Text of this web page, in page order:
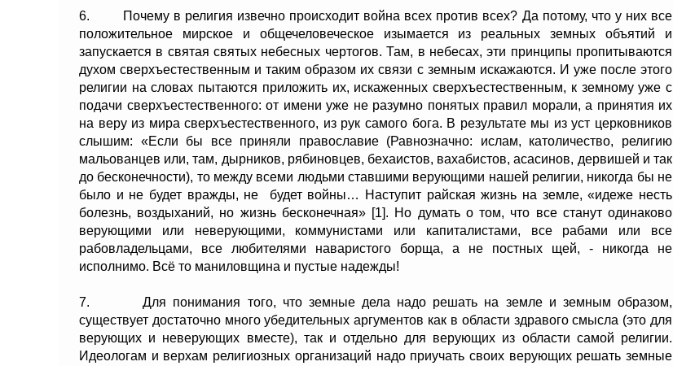
6. Почему в религия извечно происходит война всех против всех? Да потому, что у них все
положительное мирское и общечеловеческое изымается из реальных земных объятий и
запускается в святая святых небесных чертогов. Там, в небесах, эти принципы пропитываются
духом сверхъестественным и таким образом их связи с земным искажаются. И уже после этого
религии на словах пытаются приложить их, искаженных сверхъестественным, к земному уже с
подачи сверхъестественного: от имени уже не разумно понятых правил морали, а принятия их
на веру из мира сверхъестественного, из рук самого бога. В результате мы из уст церковников
слышим: «Если бы все приняли православие (Равнозначно: ислам, католичество, религию
мальованцев или, там, дырников, рябиновцев, бехаистов, вахабистов, асасинов, дервишей и так
до бесконечности), то между всеми людьми ставшими верующими нашей религии, никогда бы не
было и не будет вражды, не будет войны… Наступит райская жизнь на земле, «идеже несть
болезнь, воздыханий, но жизнь бесконечная» [1]. Но думать о том, что все станут одинаково
верующими или неверующими, коммунистами или капиталистами, все рабами или все
рабовладельцами, все любителями наваристого борща, а не постных щей, - никогда не
исполнимо. Всё то маниловщина и пустые надежды!
7. Для понимания того, что земные дела надо решать на земле и земным образом,
существует достаточно много убедительных аргументов как в области здравого смысла (это для
верующих и неверующих вместе), так и отдельно для верующих из области самой религии.
Идеологам и верхам религиозных организаций надо приучать своих верующих решать земные